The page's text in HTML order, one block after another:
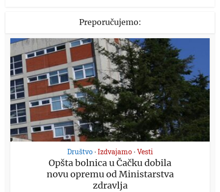
Preporučujemo:
Društvo • Izdvajamo • Vesti
Opšta bolnica u Čačku dobila
novu opremu od Ministarstva
zdravlja